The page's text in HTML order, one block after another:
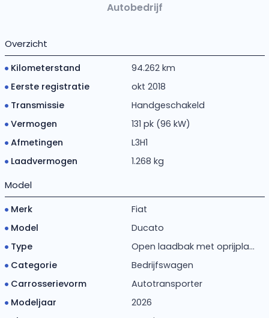
Autobedrijf
Overzicht
Kilometerstand
94.262 km
Eerste registratie
okt 2018
Transmissie
Handgeschakeld
Vermogen
131 pk (96 kW)
Afmetingen
L3H1
Laadvermogen
1.268 kg
Model
Merk
Fiat
Model
Ducato
Type
Open laadbak met oprijpla...
Categorie
Bedrijfswagen
Carrosserievorm
Autotransporter
Modeljaar
2026